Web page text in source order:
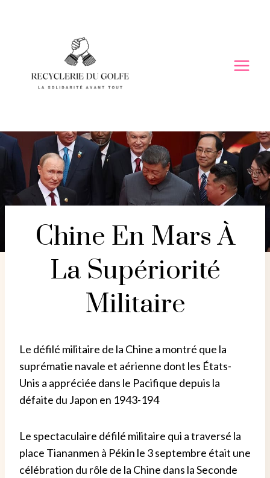
Chine En Mars À
La Supériorité
Militaire
Le défilé militaire de la Chine a montré que la
suprématie navale et aérienne dont les États-
Unis a appréciée dans le Pacifique depuis la
défaite du Japon en 1943-194
Le spectaculaire défilé militaire qui a traversé la
place Tiananmen à Pékin le 3 septembre était une
célébration du rôle de la Chine dans la Seconde